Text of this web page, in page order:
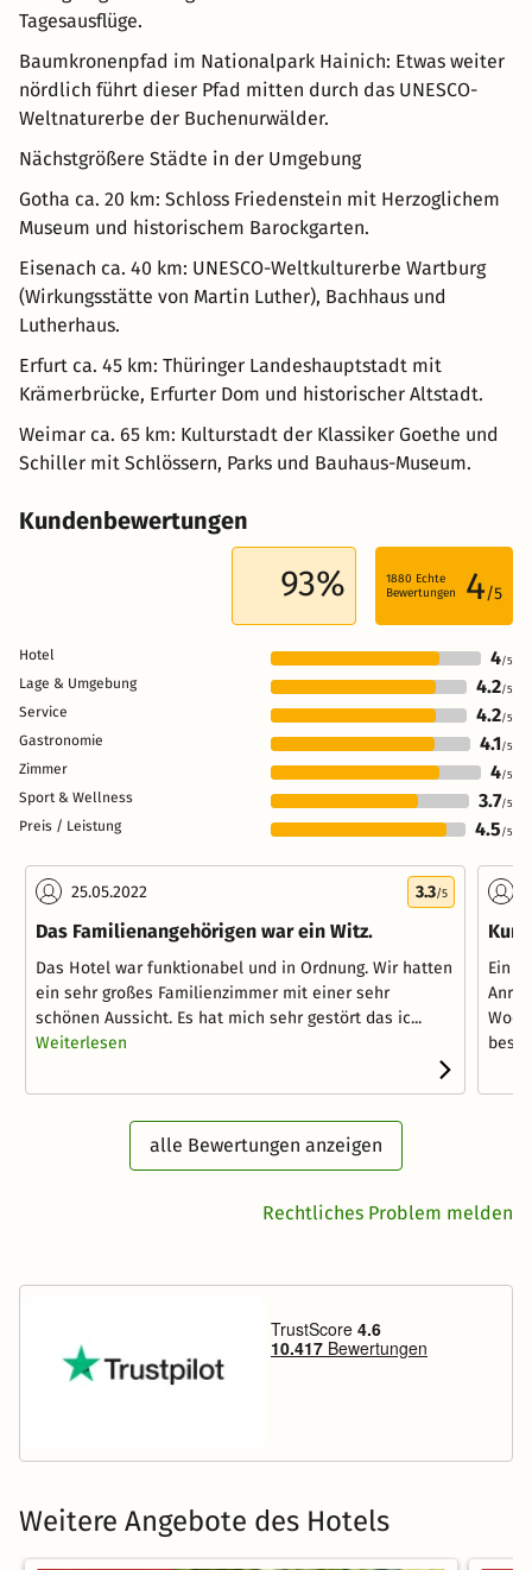
Tagesausflüge.
Baumkronenpfad im Nationalpark Hainich: Etwas weiter
nördlich führt dieser Pfad mitten durch das UNESCO-
Weltnaturerbe der Buchenurwälder.
Nächstgrößere Städte in der Umgebung
Gotha ca. 20 km: Schloss Friedenstein mit Herzoglichem
Museum und historischem Barockgarten.
Eisenach ca. 40 km: UNESCO-Weltkulturerbe Wartburg
(Wirkungsstätte von Martin Luther), Bachhaus und
Lutherhaus.
Erfurt ca. 45 km: Thüringer Landeshauptstadt mit
Krämerbrücke, Erfurter Dom und historischer Altstadt.
Weimar ca. 65 km: Kulturstadt der Klassiker Goethe und
Schiller mit Schlössern, Parks und Bauhaus-Museum.
Kundenbewertungen
93% 1880 Echte
Bewertungen
4/5
Hotel 4/5
Lage & Umgebung 4.2/5
Service 4.2/5
Gastronomie 4.1/5
Zimmer 4/5
Sport & Wellness 3.7/5
Preis / Leistung 4.5 /5
25.05.2022 3.3/5
Das Familienangehörigen war ein Witz.
Das Hotel war funktionabel und in Ordnung. Wir hatten
ein sehr großes Familienzimmer mit einer sehr
schönen Aussicht. Es hat mich sehr gestört das ic...
Weiterlesen
Ein
alle Bewertungen anzeigen
Rechtliches Problem melden
Weitere Angebote des Hotels